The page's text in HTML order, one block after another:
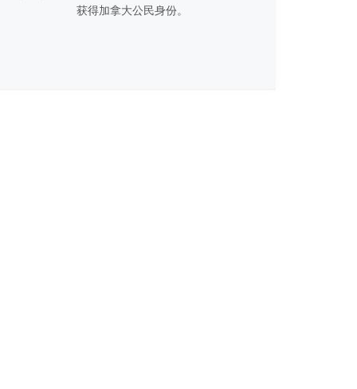
获得加拿大公民身份。